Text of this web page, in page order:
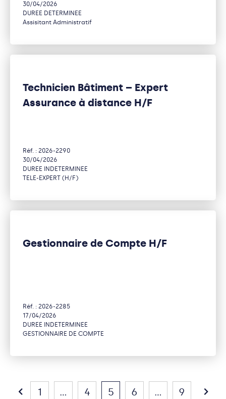
30/04/2026
DUREE DETERMINEE
Assisitant Administratif
Technicien Bâtiment – Expert
Assurance à distance H/F
Réf. : 2026-2290
30/04/2026
DUREE INDETERMINEE
TELE-EXPERT (H/F)
Gestionnaire de Compte H/F
Réf. : 2026-2285
17/04/2026
DUREE INDETERMINEE
GESTIONNAIRE DE COMPTE
1 ... 4 5 6 ... 9